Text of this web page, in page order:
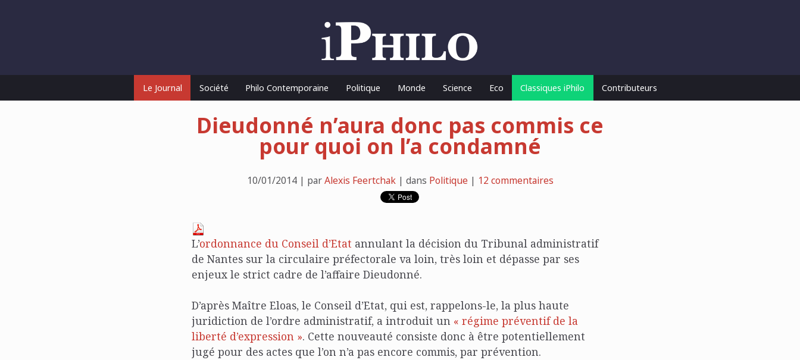
Le Journal Société Philo Contemporaine Politique Monde Science Eco Classiques iPhilo Contributeurs
Dieudonné n’aura donc pas commis ce
pour quoi on l’a condamné
10/01/2014 | parAlexis Feertchak| dans Politique| 12 commentaires
L’ordonnance du Conseil d’Etat annulant la décision du Tribunal administratif
de Nantes sur la circulaire préfectorale va loin, très loin et dépasse par ses
enjeux le strict cadre de l’affaire Dieudonné.
D’après Maître Eloas, le Conseil d’Etat, qui est, rappelons-le, la plus haute
juridiction de l’ordre administratif, a introduit un « régime préventif de la
liberté d’expression ». Cette nouveauté consiste donc à être potentiellement
jugé pour des actes que l’on n’a pas encore commis, par prévention.